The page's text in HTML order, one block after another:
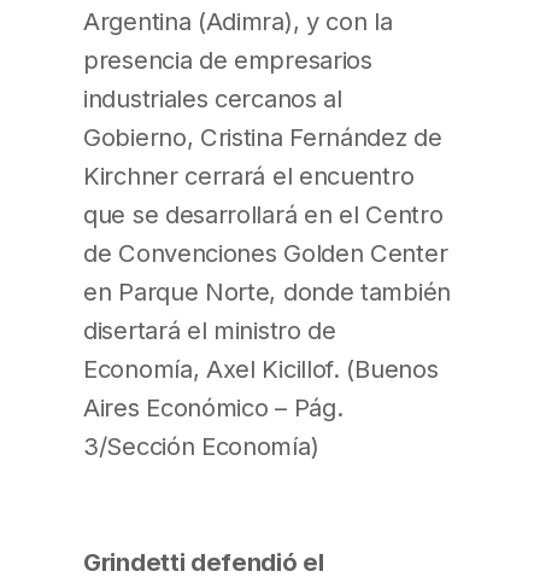
Argentina (Adimra), y con la
presencia de empresarios
industriales cercanos al
Gobierno, Cristina Fernández de
Kirchner cerrará el encuentro
que se desarrollará en el Centro
de Convenciones Golden Center
en Parque Norte, donde también
disertará el ministro de
Economía, Axel Kicillof. (Buenos
Aires Económico – Pág.
3/Sección Economía)
Grindetti defendió el